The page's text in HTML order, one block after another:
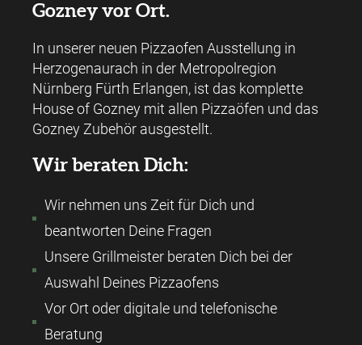
Gozney vor Ort.
In unserer neuen Pizzaofen Ausstellung in
Herzogenaurach in der Metropolregion
Nürnberg Fürth Erlangen, ist das komplette
House of Gozney mit allen Pizzaöfen und das
Gozney Zubehör ausgestellt.
Wir beraten Dich:
Wir nehmen uns Zeit für Dich und
beantworten Deine Fragen
Unsere Grillmeister beraten Dich bei der
Auswahl Deines Pizzaofens
Vor Ort oder digitale und telefonische
Beratung